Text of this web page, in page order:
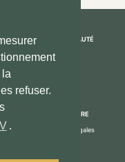
la
refuser.
.
REJOIGNEZ LA COMMUNAUTÉ
NOUS CONNAÎTRE
Informations Légales